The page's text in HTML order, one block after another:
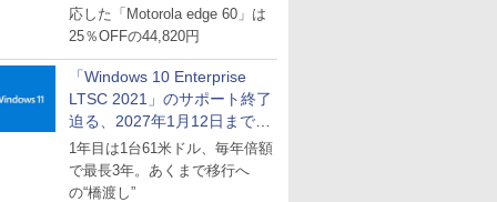
応した「Motorola edge 60」は
25％OFFの44,820円
「Windows 10 Enterprise
LTSC 2021」のサポート終了
迫る、2027年1月12日まで
～ESUは9月1日から販売
1年目は1台61米ドル、毎年倍額
で最長3年。あくまで移行へ
の“橋渡し”